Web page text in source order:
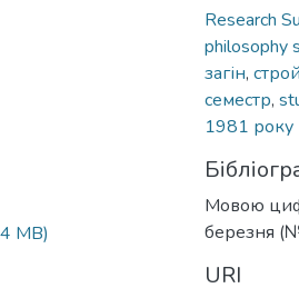
MB)
Research
philosophy
загін,
семестр,
1981 року
Мовою
березня
URI